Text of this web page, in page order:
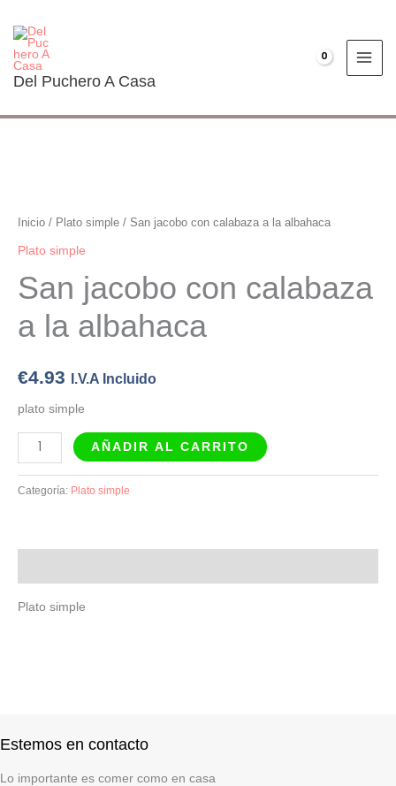
contenido
Del Puchero A Casa
Inicio / Plato simple / San jacobo con calabaza a la albahaca
Plato simple
San jacobo con calabaza
a la albahaca
€4.93 I.V.A Incluido
plato simple
con
calabaza
la
cantidad
AÑADIR AL CARRITO
Categoría: Plato simple
Plato simple
Estemos en contacto
Lo importante es comer como en casa